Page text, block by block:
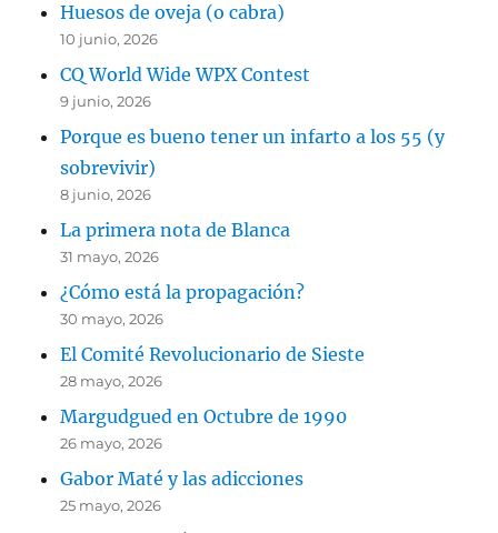
Huesos de oveja (o cabra)
10 junio, 2026
CQ World Wide WPX Contest
9 junio, 2026
Porque es bueno tener un infarto a los 55 (y
sobrevivir)
8 junio, 2026
La primera nota de Blanca
31 mayo, 2026
¿Cómo está la propagación?
30 mayo, 2026
El Comité Revolucionario de Sieste
28 mayo, 2026
Margudgued en Octubre de 1990
26 mayo, 2026
Gabor Maté y las adicciones
25 mayo, 2026